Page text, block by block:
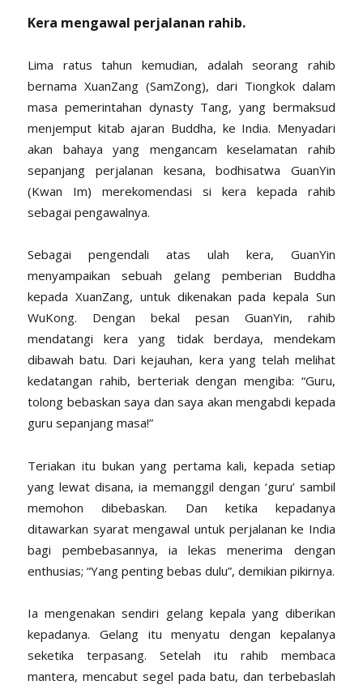
Kera mengawal perjalanan rahib.
Lima ratus tahun kemudian, adalah seorang rahib
bernama XuanZang (SamZong), dari Tiongkok dalam
masa pemerintahan dynasty Tang, yang bermaksud
menjemput kitab ajaran Buddha, ke India. Menyadari
akan bahaya yang mengancam keselamatan rahib
sepanjang perjalanan kesana, bodhisatwa GuanYin
(Kwan Im) merekomendasi si kera kepada rahib
sebagai pengawalnya.
Sebagai pengendali atas ulah kera, GuanYin
menyampaikan sebuah gelang pemberian Buddha
kepada XuanZang, untuk dikenakan pada kepala Sun
WuKong. Dengan bekal pesan GuanYin, rahib
mendatangi kera yang tidak berdaya, mendekam
dibawah batu. Dari kejauhan, kera yang telah melihat
kedatangan rahib, berteriak dengan mengiba: “Guru,
tolong bebaskan saya dan saya akan mengabdi kepada
guru sepanjang masa!”
Teriakan itu bukan yang pertama kali, kepada setiap
yang lewat disana, ia memanggil dengan ‘guru’ sambil
memohon dibebaskan. Dan ketika kepadanya
ditawarkan syarat mengawal untuk perjalanan ke India
bagi pembebasannya, ia lekas menerima dengan
enthusias; “Yang penting bebas dulu”, demikian pikirnya.
Ia mengenakan sendiri gelang kepala yang diberikan
kepadanya. Gelang itu menyatu dengan kepalanya
seketika terpasang. Setelah itu rahib membaca
mantera, mencabut segel pada batu, dan terbebaslah